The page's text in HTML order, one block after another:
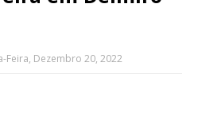
Feira, Dezembro 20, 2022